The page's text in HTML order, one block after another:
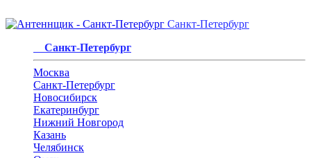
Санкт-Петербург
Санкт-Петербург
Москва
Санкт-Петербург
Новосибирск
Екатеринбург
Нижний Новгород
Казань
Челябинск